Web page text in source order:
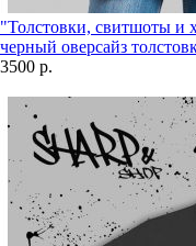
"Толстовки, свитшоты и
черный оверсайз
3500 р.